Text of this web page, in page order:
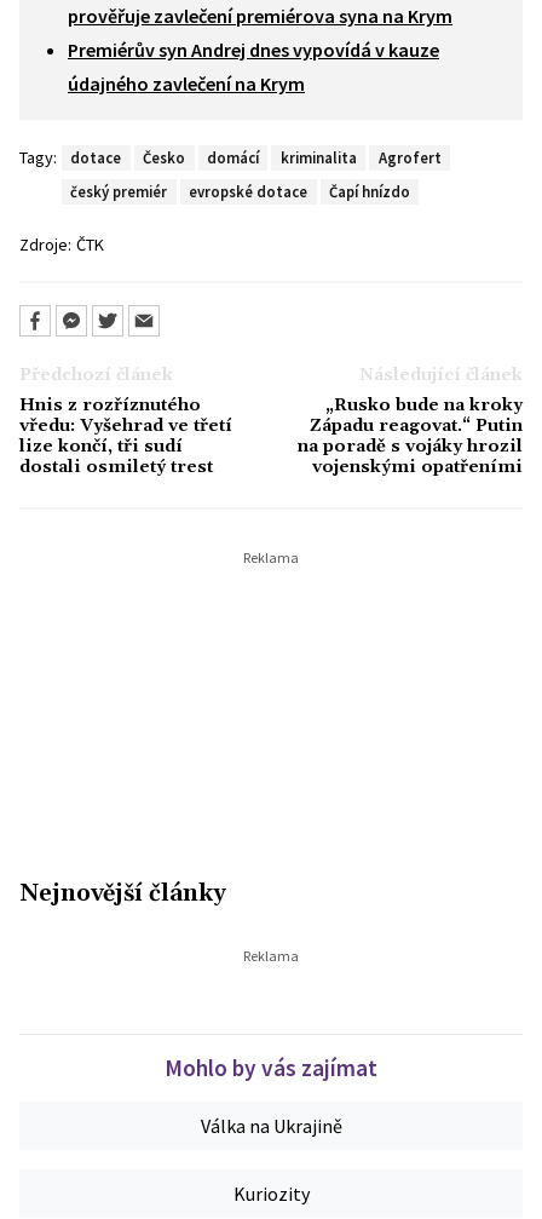
prověřuje zavlečení premiérova syna na Krym
Premiérův syn Andrej dnes vypovídá v kauze
údajného zavlečení na Krym
Tagy: dotace Česko domácí kriminalita
Agrofert
český premiér
evropské dotace Čapí hnízdo
Zdroje: ČTK
Předchozí článek
Hnis z rozříznutého
vředu: Vyšehrad ve třetí
lize končí, tři sudí
dostali osmiletý trest
Následující článek
„Rusko bude na kroky
Západu reagovat.“ Putin
na poradě s vojáky hrozil
vojenskými opatřeními
Nejnovější články
Mohlo by vás zajímat
Válka na Ukrajině
Kuriozity